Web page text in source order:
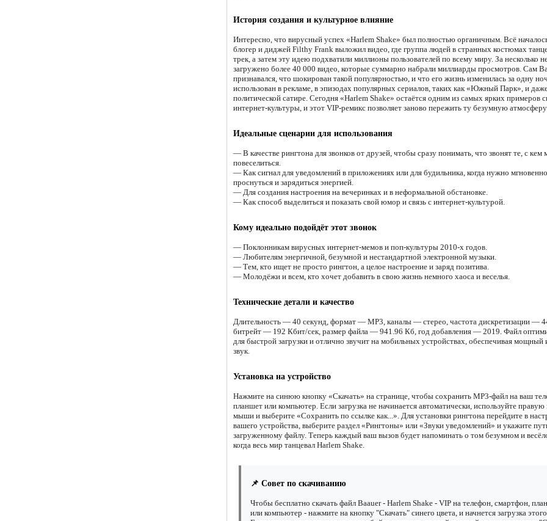
История создания и культурное влияние
Интересно, что вирусный успех «Harlem Shake» был полностью органичным. Всё
блогер и диджей Filthy Frank выложил видео, где группа людей в странных костюмах
трек, а затем эту идею подхватили миллионы пользователей по всему миру. За несколько
загружено более 40 000 видео, которые суммарно набрали миллиарды просмотров. Сам
признавался, что шокирован такой популярностью, и что его жизнь изменилась за одну
использован в рекламе, в эпизодах популярных сериалов, таких как «Южный Парк», и
политической сатире. Сегодня «Harlem Shake» остаётся одним из самых ярких примеров
интернет-культуры, и этот VIP-ремикс позволяет заново пережить ту безумную
Идеальные сценарии для использования
— В качестве рингтона для звонков от друзей, чтобы сразу понимать, что звонят те, с кем
повеселиться.
— Как сигнал для уведомлений в приложениях или для будильника, когда нужно мгновенно
проснуться и зарядиться энергией.
— Для создания настроения на вечеринках и в неформальной обстановке.
— Как способ выделиться и показать свой юмор и связь с интернет-культурой.
Кому идеально подойдёт этот звонок
— Поклонникам вирусных интернет-мемов и поп-культуры 2010-х годов.
— Любителям энергичной, безумной и нестандартной электронной музыки.
— Тем, кто ищет не просто рингтон, а целое настроение и заряд позитива.
— Молодёжи и всем, кто хочет добавить в свою жизнь немного хаоса и веселья.
Технические детали и качество
Длительность — 40 секунд, формат — MP3, каналы — стерео, частота дискретизации —
битрейт — 192 Кбит/сек, размер файла — 941.96 Кб, год добавления — 2019. Файл
для быстрой загрузки и отлично звучит на мобильных устройствах, обеспечивая мощный
звук.
Установка на устройство
Нажмите на синюю кнопку «Скачать» на странице, чтобы сохранить MP3-файл на ваш
планшет или компьютер. Если загрузка не начинается автоматически, используйте правую
мыши и выберите «Сохранить по ссылке как...». Для установки рингтона перейдите в
вашего устройства, выберите раздел «Рингтоны» или «Звуки уведомлений» и укажите
загруженному файлу. Теперь каждый ваш вызов будет напоминать о том безумном и
когда весь мир танцевал Harlem Shake.
📌 Совет по скачиванию
Чтобы бесплатно скачать файл Baauer - Harlem Shake - VIP на телефон, смартфон,
или компьютер - нажмите на кнопку "Скачать" синего цвета, и начнется загрузка